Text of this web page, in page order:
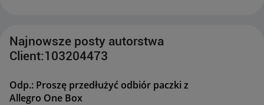
Najnowsze posty autorstwa
Client:103204473
Odp.: Proszę przedłużyć odbiór paczki z
Allegro One Box